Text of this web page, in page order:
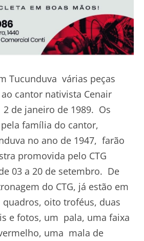
Tucunduva várias peças
cantor nativista Cenair
de janeiro de 1989. Os
família do cantor,
no ano de 1947, farão
promovida pelo CTG
03 a 20 de setembro. De
do CTG, já estão em
oito troféus, duas
e fotos, um pala, uma faixa
uma mala de